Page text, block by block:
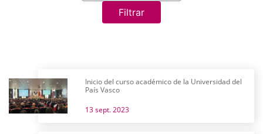
Filtrar
Inicio del curso académico de la Universidad del
País Vasco
13 sept. 2023